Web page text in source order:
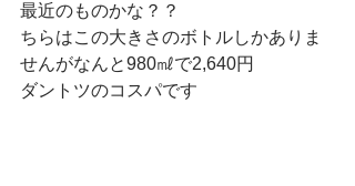
最近のものかな？？
ちらはこの大きさのボトルしかありま
せんがなんと980㎖で2,640円
ダントツのコスパです